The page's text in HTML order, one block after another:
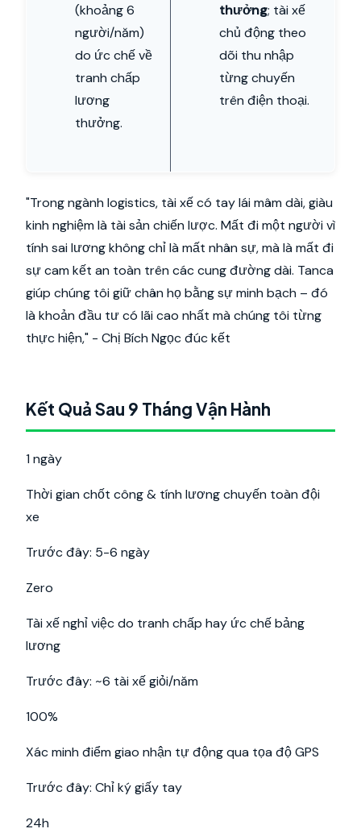
(khoảng 6
người/năm)
do ức chế về
tranh chấp
lương
thưởng.
thưởng; tài xế
chủ động theo
dõi thu nhập
từng chuyến
trên điện thoại.
"Trong ngành logistics, tài xế có tay lái mâm dài, giàu
kinh nghiệm là tài sản chiến lược. Mất đi một người vì
tính sai lương không chỉ là mất nhân sự, mà là mất đi
sự cam kết an toàn trên các cung đường dài. Tanca
giúp chúng tôi giữ chân họ bằng sự minh bạch – đó
là khoản đầu tư có lãi cao nhất mà chúng tôi từng
thực hiện," - Chị Bích Ngọc đúc kết
Kết Quả Sau 9 Tháng Vận Hành
1 ngày
Thời gian chốt công & tính lương chuyến toàn đội
xe
Trước đây: 5-6 ngày
Zero
Tài xế nghỉ việc do tranh chấp hay ức chế bảng
lương
Trước đây: ~6 tài xế giỏi/năm
100%
Xác minh điểm giao nhận tự động qua tọa độ GPS
Trước đây: Chỉ ký giấy tay
24h